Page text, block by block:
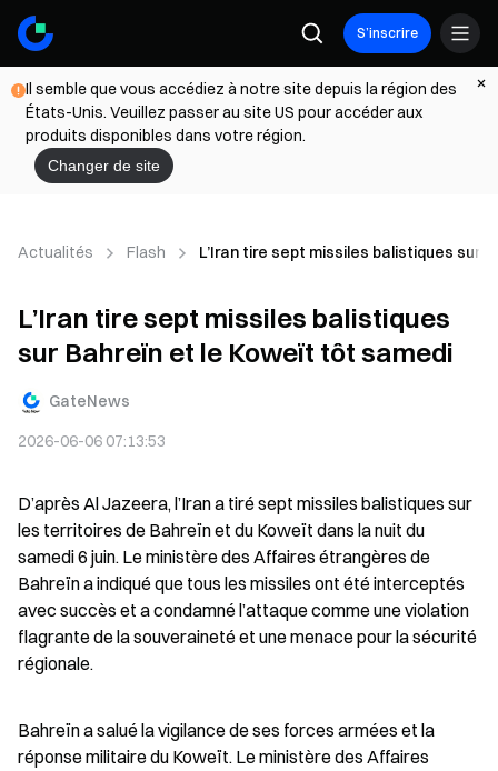
S’inscrire
Il semble que vous accédiez à notre site depuis la région des
États-Unis. Veuillez passer au site US pour accéder aux
produits disponibles dans votre région.
Changer de site
Actualités Flash L’Iran tire sept missiles balistiques sur
L’Iran tire sept missiles balistiques
sur Bahreïn et le Koweït tôt samedi
GateNews
2026-06-06 07:13:53
D’après Al Jazeera, l’Iran a tiré sept missiles balistiques sur
les territoires de Bahreïn et du Koweït dans la nuit du
samedi 6 juin. Le ministère des Affaires étrangères de
Bahreïn a indiqué que tous les missiles ont été interceptés
avec succès et a condamné l’attaque comme une violation
flagrante de la souveraineté et une menace pour la sécurité
régionale.
Bahreïn a salué la vigilance de ses forces armées et la
réponse militaire du Koweït. Le ministère des Affaires